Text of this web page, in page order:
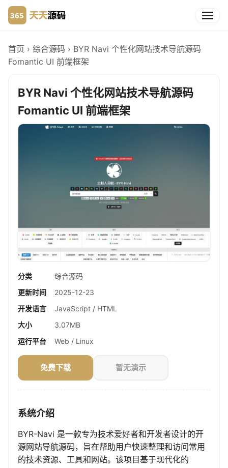
首页 › 综合源码 › BYR Navi 个性化网站技术导航源码
Fomantic UI 前端框架
BYR Navi 个性化网站技术导航源码
Fomantic UI 前端框架
分类
综合源码
更新时间
2025-12-23
开发语言
JavaScript / HTML
大小
3.07MB
运行平台
Web / Linux
免费下载 暂无演示
系统介绍
BYR-Navi 是一款专为技术爱好者和开发者设计的开
源网站导航源码，旨在帮助用户快速整理和访问常用
的技术资源、工具和网站。该项目基于现代化的